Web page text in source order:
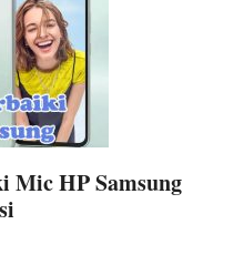
Mic HP Samsung